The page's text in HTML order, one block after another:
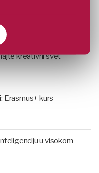
kreativni svet
Erasmus+ kurs
u visokom